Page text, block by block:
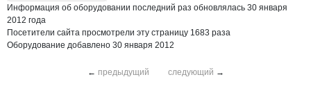
Информация об оборудовании последний раз обновлялась 30 января
2012 года
Посетители сайта просмотрели эту страницу 1683 раза
Оборудование добавлено 30 января 2012
← предыдущий следующий →